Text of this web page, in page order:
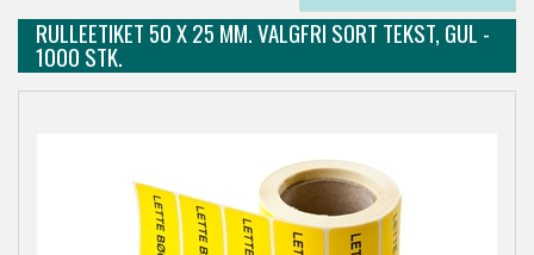
RULLEETIKET 50 X 25 MM. VALGFRI SORT TEKST, GUL -
1000 STK.